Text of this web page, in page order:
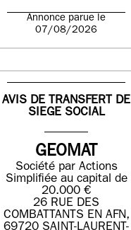
Annonce parue le
07/08/2026
AVIS DE TRANSFERT DE
SIEGE SOCIAL
GEOMAT
Société par Actions
Simplifiée au capital de
20.000 €
26 RUE DES
COMBATTANTS EN AFN,
69720 SAINT-LAURENT-